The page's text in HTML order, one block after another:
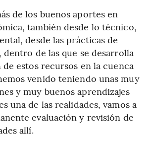
de los buenos aportes en
también desde lo técnico,
desde las prácticas de
dentro de las que se desarrolla
estos recursos en la cuenca
venido teniendo unas muy
y muy buenos aprendizajes
una de las realidades, vamos a
evaluación y revisión de
allí.